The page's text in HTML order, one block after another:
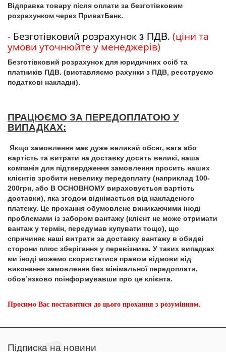
Відправка товару після оплати за безготівковим
розрахунком через ПриватБанк.
- Безготівковий розрахунок з ПДВ. (ціни та
умови уточнюйте у менеджерів)
Безготівковий розрахунок для юридичних осіб та
платників ПДВ. (виставляємо рахунки з ПДВ, реєструємо
податкові накладні).
ПРАЦЮЄМО ЗА ПЕРЕДОПЛАТОЮ У
ВИПАДКАХ:
Якщо замовлення має дуже великий обсяг, вага або
вартість та витрати на доставку досить великі, наша
компанія для підтвердження замовлення просить наших
клієнтів зробити невелику передоплату (наприклад 100-
200грн, або В ОСНОВНОМУ вираховується вартість
доставки), яка згодом віднімається від накладеного
платежу. Це прохання обумовлене виникаючими іноді
проблемами із забором вантажу (клієнт не може отримати
вантаж у термін, передумав купувати тощо), що
спричиняє наші витрати за доставку вантажу в обидві
сторони плюс зберігання у перевізника. У таких випадках
ми іноді можемо скористатися правом відмови від
виконання замовлення без мінімальної передоплати,
обов’язково поінформувавши про це клієнта.
Просимо Вас поставитися до цього прохання з розумінням.
Підписка на новини